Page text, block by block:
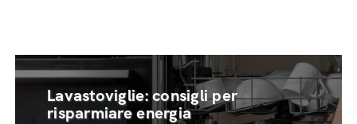
Lavastoviglie: consigli per
risparmiare energia